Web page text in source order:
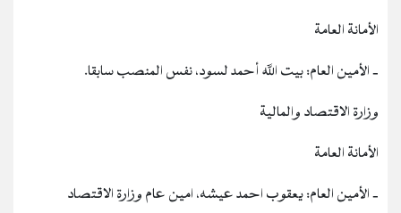
الأمانة العامة
‐ الأمين العام: بيت الله أحمد لسود، نفس المنصب سابقا.
وزارة الاقتصاد والمالية
الأمانة العامة
‐ الأمين العام: يعقوب احمد عيشه، امين عام وزارة الاقتصاد